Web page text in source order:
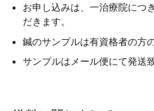
お申し込みは、一治療院につ
だきます。
鍼のサンプルは有資格者の方
サンプルはメール便にて発送